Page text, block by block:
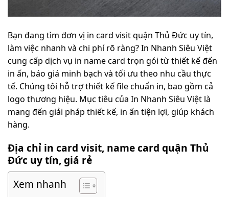
Bạn đang tìm đơn vị in card visit quận Thủ Đức uy tín,
làm việc nhanh và chi phí rõ ràng? In Nhanh Siêu Việt
cung cấp dịch vụ in name card trọn gói từ thiết kế đến
in ấn, báo giá minh bạch và tối ưu theo nhu cầu thực
tế. Chúng tôi hỗ trợ thiết kế file chuẩn in, bao gồm cả
logo thương hiệu. Mục tiêu của In Nhanh Siêu Việt là
mang đến giải pháp thiết kế, in ấn tiện lợi, giúp khách
hàng.
Địa chỉ in card visit, name card quận Thủ
Đức uy tín, giá rẻ
Xem nhanh